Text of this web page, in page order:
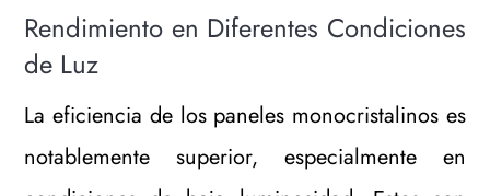
Rendimiento en Diferentes Condiciones
de Luz
La eficiencia de los paneles monocristalinos es
notablemente superior, especialmente en